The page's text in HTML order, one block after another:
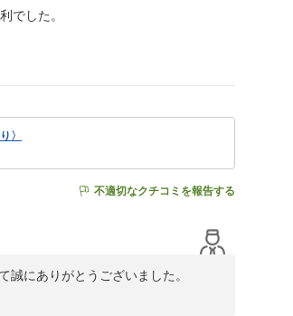
でした。
〉
不適切なクチコミを報告する
にありがとうございました。